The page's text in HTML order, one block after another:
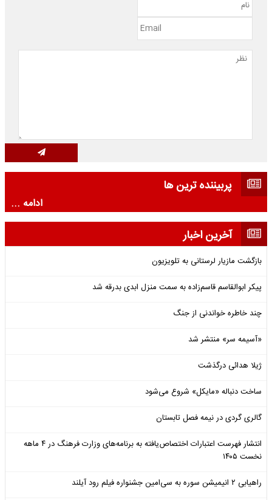
پربیننده ترین ها
ادامه ...
آخرین اخبار
بازگشت مازیار لرستانی به تلویزیون
پیکر ابوالقاسم قاسم‌زاده به سمت منزل ابدی بدرقه شد
چند خاطره خواندنی از جنگ
«آسیمه سر» منتشر شد
ژیلا هدائی درگذشت
ساخت دنباله «مایکل» شروع می‌شود
گالری گردی در نیمه فصل تابستان
انتشار فهرست اعتبارات اختصاص‌یافته به برنامه‌های وزارت فرهنگ در ۴ ماهه
نخست ۱۴۰۵
راهیابی ۲ انیمیشن سوره به سی‌امین جشنواره فیلم رود آیلند